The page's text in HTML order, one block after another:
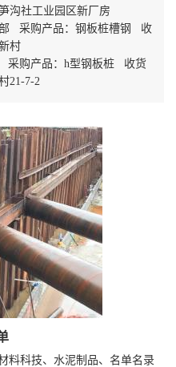
沟社工业园区新厂房
采购产品：钢板桩槽钢 收
村
采购产品：h型钢板桩 收货
21-7-2
料科技、水泥制品、名单名录